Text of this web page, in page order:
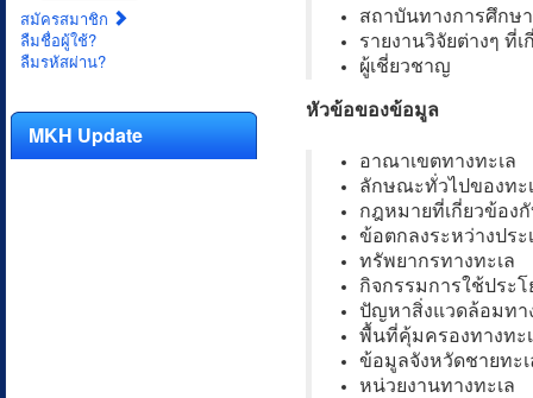
สมัครสมาชิก
ลืมชื่อผู้ใช้?
ลืมรหัสผ่าน?
MKH Update
สถาบันทางการศึกษา
รายงานวิจัยต่างๆ ที่เ
ผู้เชี่ยวชาญ
หัวข้อของข้อมูล
อาณาเขตทางทะเล
ลักษณะทั่วไปของทะ
กฎหมายที่เกี่ยวข้องกั
ข้อตกลงระหว่างประ
ทรัพยากรทางทะเล
กิจกรรมการใช้ประ
ปัญหาสิ่งแวดล้อมทา
พื้นที่คุ้มครองทางทะ
ข้อมูลจังหวัดชายทะ
หน่วยงานทางทะเล